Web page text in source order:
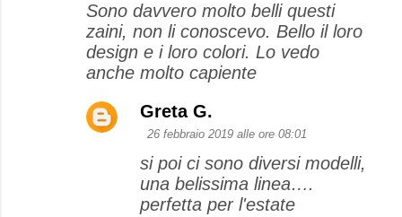
Sono davvero molto belli questi
zaini, non li conoscevo. Bello il loro
design e i loro colori. Lo vedo
anche molto capiente
Greta G.
26 febbraio 2019 alle ore 08:01
si poi ci sono diversi modelli,
una belissima linea….
perfetta per l'estate